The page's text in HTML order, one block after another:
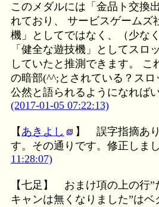
このメダルには「金品ト交換
れており、 サービスゲームズ
機」としてではなく、（少な
「健全な遊技機」としてスロ
していたと推測できます。 こ
の暗部(^^;とされている？ス
公然と語られるようになれば
(2017-01-05 07:22:13)
【 あきよし 】 誤字指摘あ
す。その通りです。修正しまし
11:28:07)
【七足】 おまけ項の上の行
キャンは無くなりました”は